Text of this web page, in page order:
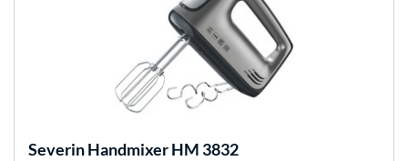
SeverinHandmixer HM 3832